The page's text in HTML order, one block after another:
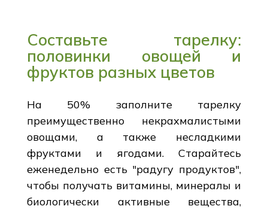
Составьте тарелку:
половинки овощей и
фруктов разных цветов
На 50% заполните тарелку
преимущественно некрахмалистыми
овощами, а также несладкими
фруктами и ягодами. Старайтесь
еженедельно есть "радугу продуктов",
чтобы получать витамины, минералы и
биологически активные вещества,